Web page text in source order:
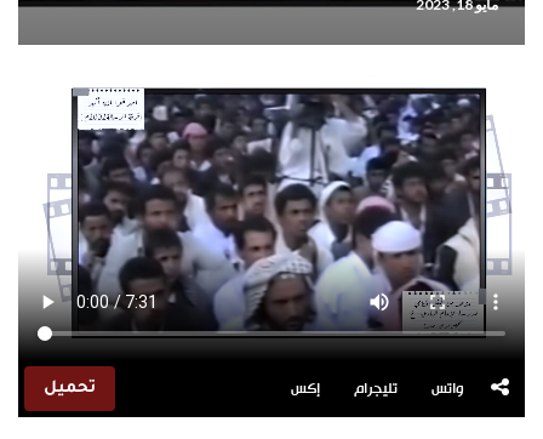
مايو 18, 2023
واتس تليجرام إكس تحميل